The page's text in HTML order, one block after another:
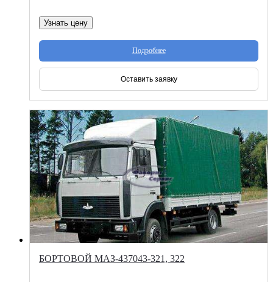
Узнать цену
Подробнее
Оставить заявку
БОРТОВОЙ МАЗ-437043-321, 322